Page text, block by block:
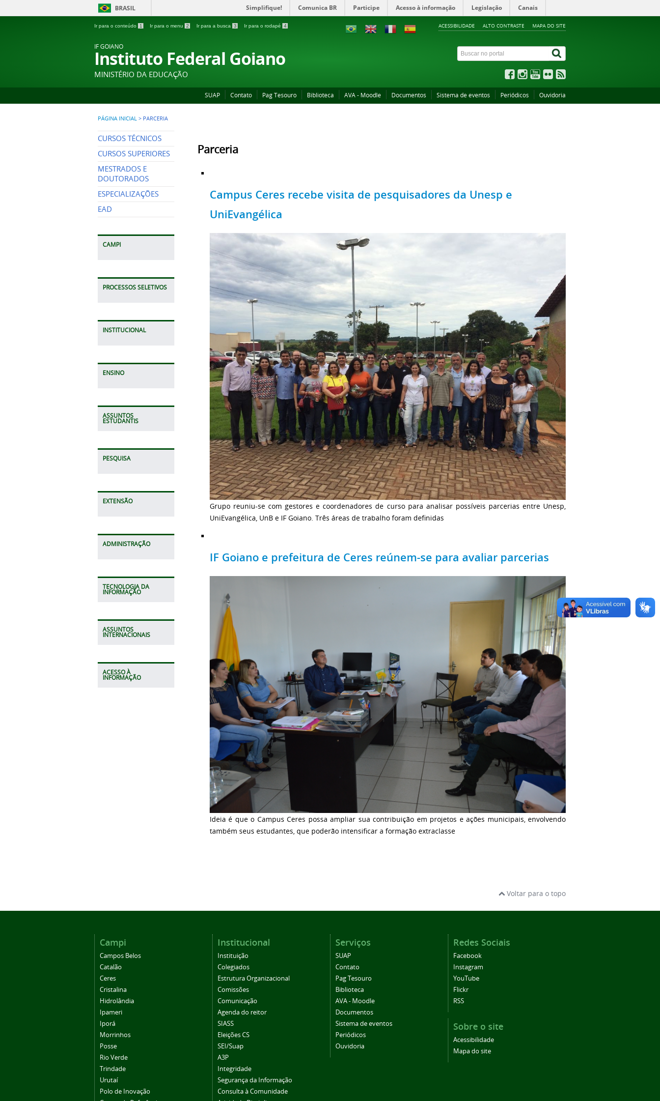
BRASIL Simplifique! Comunica BR Participe Acesso à informação Legislação Canais
Ir para o conteúdo 1 Ir para o menu 2 Ir para a busca 3 Ir para o rodapé 4 ACESSIBILIDADE ALTO CONTRASTE MAPA DO SITE
IF GOIANO
Instituto Federal Goiano
MINISTÉRIO DA EDUCAÇÃO
SUAP Contato Pag Tesouro Biblioteca AVA - Moodle Documentos Sistema de eventos Periódicos Ouvidoria
PÁGINA INICIAL > PARCERIA
CURSOS TÉCNICOS
CURSOS SUPERIORES
MESTRADOS E
DOUTORADOS
ESPECIALIZAÇÕES
EAD
CAMPI
PROCESSOS SELETIVOS
INSTITUCIONAL
ENSINO
ASSUNTOS
ESTUDANTIS
PESQUISA
EXTENSÃO
ADMINISTRAÇÃO
TECNOLOGIA DA
INFORMAÇÃO
ASSUNTOS
INTERNACIONAIS
ACESSO À
INFORMAÇÃO
Parceria
Campus Ceres recebe visita de pesquisadores da Unesp e
UniEvangélica
Grupo reuniu-se com gestores e coordenadores de curso para analisar possíveis parcerias entre Unesp,
UniEvangélica, UnB e IF Goiano. Três áreas de trabalho foram definidas
IF Goiano e prefeitura de Ceres reúnem-se para avaliar parcerias
Ideia é que o Campus Ceres possa ampliar sua contribuição em projetos e ações municipais, envolvendo
também seus estudantes, que poderão intensificar a formação extraclasse
Voltar para o topo
Campi
Campos Belos
Catalão
Ceres
Cristalina
Hidrolândia
Ipameri
Iporá
Morrinhos
Posse
Rio Verde
Trindade
Urutaí
Polo de Inovação
Institucional
Instituição
Colegiados
Estrutura Organizacional
Comissões
Comunicação
Agenda do reitor
SIASS
Eleições CS
SEI/Suap
A3P
Integridade
Segurança da Informação
Consulta à Comunidade
Serviços
SUAP
Contato
Pag Tesouro
Biblioteca
AVA - Moodle
Documentos
Sistema de eventos
Periódicos
Ouvidoria
Redes Sociais
Facebook
Instagram
YouTube
Flickr
RSS
Sobre o site
Acessibilidade
Mapa do site